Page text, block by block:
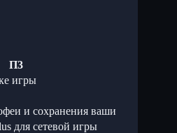
П3
игры
и сохранения ваши
для сетевой игры